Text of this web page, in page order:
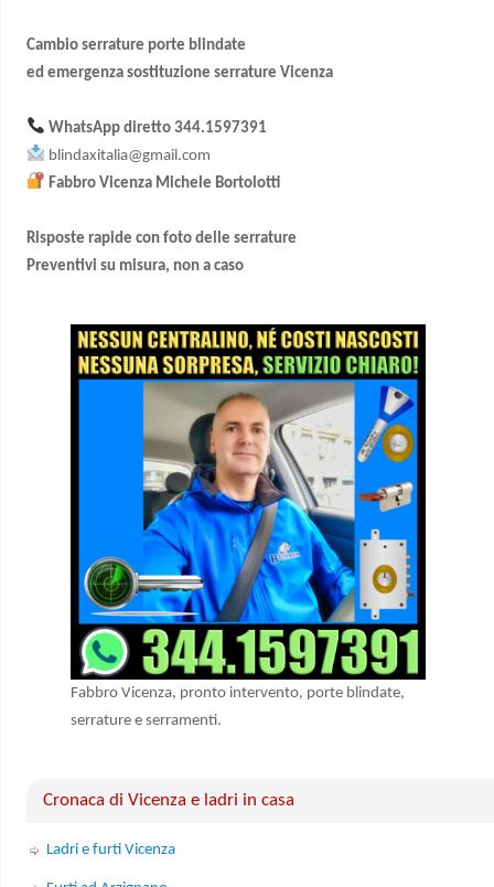
Cambio serrature porte blindate
ed emergenza sostituzione serrature Vicenza
WhatsApp diretto 344.1597391
blindaxitalia@gmail.com
Fabbro Vicenza Michele Bortolotti
Risposte rapide con foto delle serrature
Preventivi su misura, non a caso
Fabbro Vicenza, pronto intervento, porte blindate,
serrature e serramenti.
Cronaca di Vicenza e ladri in casa
Ladri e furti Vicenza